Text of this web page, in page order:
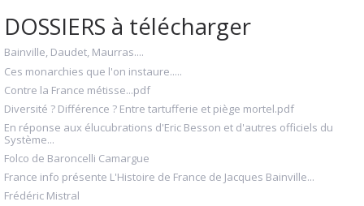
DOSSIERS à télécharger
Bainville, Daudet, Maurras....
Ces monarchies que l'on instaure.....
Contre la France métisse...pdf
Diversité ? Différence ? Entre tartufferie et piège mortel.pdf
En réponse aux élucubrations d'Eric Besson et d'autres officiels du
Système...
Folco de Baroncelli Camargue
France info présente L'Histoire de France de Jacques Bainville...
Frédéric Mistral